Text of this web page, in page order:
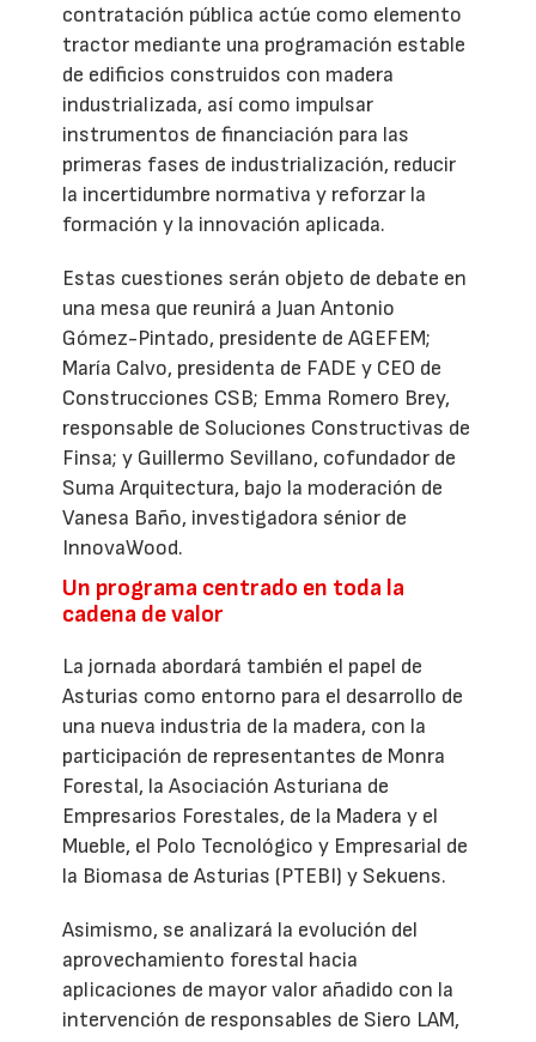
contratación pública actúe como elemento
tractor mediante una programación estable
de edificios construidos con madera
industrializada, así como impulsar
instrumentos de financiación para las
primeras fases de industrialización, reducir
la incertidumbre normativa y reforzar la
formación y la innovación aplicada.
Estas cuestiones serán objeto de debate en
una mesa que reunirá a Juan Antonio
Gómez-Pintado, presidente de AGEFEM;
María Calvo, presidenta de FADE y CEO de
Construcciones CSB; Emma Romero Brey,
responsable de Soluciones Constructivas de
Finsa; y Guillermo Sevillano, cofundador de
Suma Arquitectura, bajo la moderación de
Vanesa Baño, investigadora sénior de
InnovaWood.
Un programa centrado en toda la
cadena de valor
La jornada abordará también el papel de
Asturias como entorno para el desarrollo de
una nueva industria de la madera, con la
participación de representantes de Monra
Forestal, la Asociación Asturiana de
Empresarios Forestales, de la Madera y el
Mueble, el Polo Tecnológico y Empresarial de
la Biomasa de Asturias (PTEBI) y Sekuens.
Asimismo, se analizará la evolución del
aprovechamiento forestal hacia
aplicaciones de mayor valor añadido con la
intervención de responsables de Siero LAM,